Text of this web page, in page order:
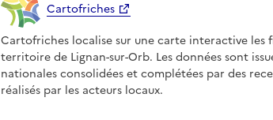
Cartofriches
Cartofriches localise sur une carte interactive les
territoire de Lignan-sur-Orb. Les données sont
nationales consolidées et complétées par des
réalisés par les acteurs locaux.